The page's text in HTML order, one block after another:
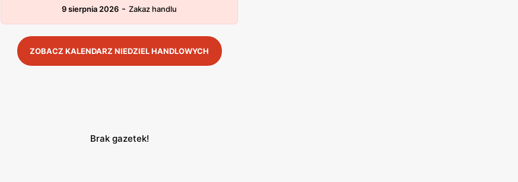
9 sierpnia 2026 - Zakaz handlu
ZOBACZ KALENDARZ NIEDZIEL HANDLOWYCH
Brak gazetek!